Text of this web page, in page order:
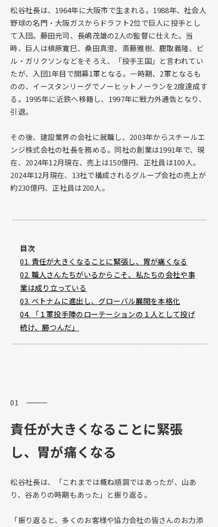
松谷社長は、1964年に大阪市で生まれる。1988年、社会人
野球の名門・大阪ガスからドラフト2位で巨人に投手とし
て入団。藤田元司、長嶋茂雄の2人の監督に仕えた。当
時、巨人は槙原寛巳、桑田真澄、斎藤雅樹、鹿取義隆、ビ
ル・ガリクソンなどをそろえ、「投手王国」と言われてい
たが、入団1年目で開幕1軍となる。一時期、2軍となるも
のの、イースタンリーグでノーヒットノーランを2度達成す
る。1995年に近鉄へ移籍し、1997年に戦力外通告となり、
引退。
その後、建設業界の会社に就職し、2003年からスチールエ
ンジ株式会社の社長を務める。同社の創業は1991年で、現
在、2024年12月現在、売上は150億円、正社員は100人。
2024年12月現在、13社で構成されるグループ会社の売上が
約230億円、正社員は200人。
目次
01. 責任が大きくなることに緊張し、胃が痛くなる
02. 職人さんたちがいるからこそ、私たちの会社や事
業は成り立っている
03. ベトナムに進出し、グローバル展開を本格化
04.
「１軍投手陣のローテーションの１人 として投げ
続け、勝つんだ」
01 ―――
責任が大きくなることに緊張
し、胃が痛くなる
松谷社長は、「これまでは概ね順調ではあったが、山あ
り、谷ありの時期もあった」と振り返る。
「振り返ると、多くのお客様や協力会社の皆さんのお力添